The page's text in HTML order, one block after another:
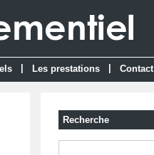
Les prestations Contact
Recherche